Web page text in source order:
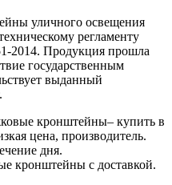
уличного освещения
регламенту
2014. Продукция прошла
государственным
выданный
кронштейны– купить в
цена, производитель.
дня.
кронштейны с доставкой.